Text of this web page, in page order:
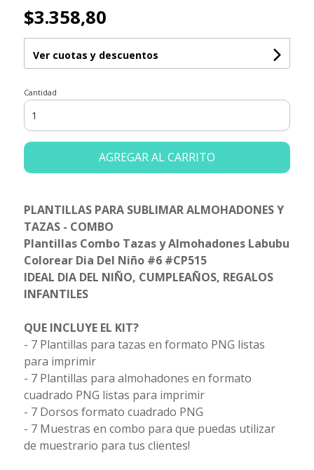
$3.358,80
Ver cuotas y descuentos
Cantidad
AGREGAR AL CARRITO
PLANTILLAS PARA SUBLIMAR ALMOHADONES Y
TAZAS - COMBO
Plantillas Combo Tazas y Almohadones Labubu
Colorear Dia Del Niño #6 #CP515
IDEAL DIA DEL NIÑO, CUMPLEAÑOS, REGALOS
INFANTILES
QUE INCLUYE EL KIT?
- 7 Plantillas para tazas en formato PNG listas
para imprimir
- 7 Plantillas para almohadones en formato
cuadrado PNG listas para imprimir
- 7 Dorsos formato cuadrado PNG
- 7 Muestras en combo para que puedas utilizar
de muestrario para tus clientes!